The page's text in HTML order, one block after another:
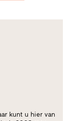
kunt u hier van